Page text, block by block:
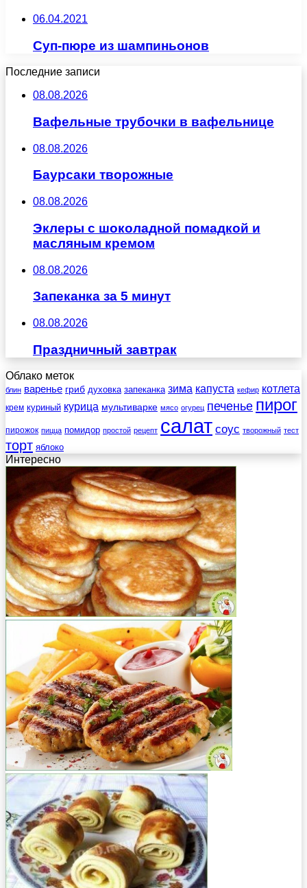
06.04.2021
Суп-пюре из шампиньонов
Последние записи
08.08.2026
Вафельные трубочки в вафельнице
08.08.2026
Баурсаки творожные
08.08.2026
Эклеры с шоколадной помадкой и
масляным кремом
08.08.2026
Запеканка за 5 минут
08.08.2026
Праздничный завтрак
Облако меток
блин варенье гриб духовка запеканка зима капуста кефир котлета
крем куриный курица мультиварке мясо огурец печенье пирог
пирожок пицца помидор простой рецепт салат соус творожный тест
торт яблоко
Интересно